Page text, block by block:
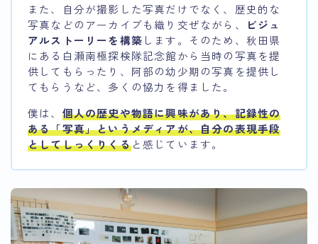
また、自分が撮影した写真だけでなく、歴史的な
写真などのアーカイブも織り交ぜながら、
ビジュ
アルストーリーを構築 します。そのため、秋田県
にある白瀬南極探検隊記念館から当時の写真を提
供してもらったり、阿部の幼少期の写真を提供し
てもらうなど、多くの協力を得ました。
僕は、 個人の歴史や物語に興味があり、記録性の
ある「写真」というメディアが、自分の表現手段
としてしっくりくると感じています。